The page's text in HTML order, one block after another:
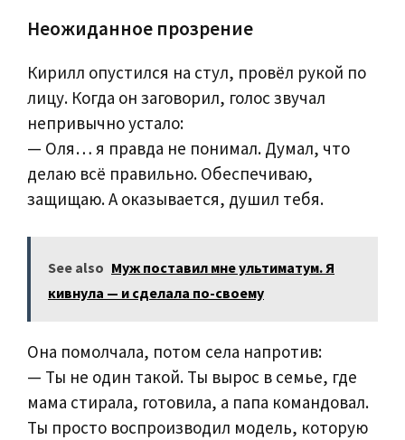
Неожиданное прозрение
Кирилл опустился на стул, провёл рукой по
лицу. Когда он заговорил, голос звучал
непривычно устало:
— Оля… я правда не понимал. Думал, что
делаю всё правильно. Обеспечиваю,
защищаю. А оказывается, душил тебя.
See also Муж поставил мне ультиматум. Я
кивнула — и сделала по-своему
Она помолчала, потом села напротив:
— Ты не один такой. Ты вырос в семье, где
мама стирала, готовила, а папа командовал.
Ты просто воспроизводил модель, которую